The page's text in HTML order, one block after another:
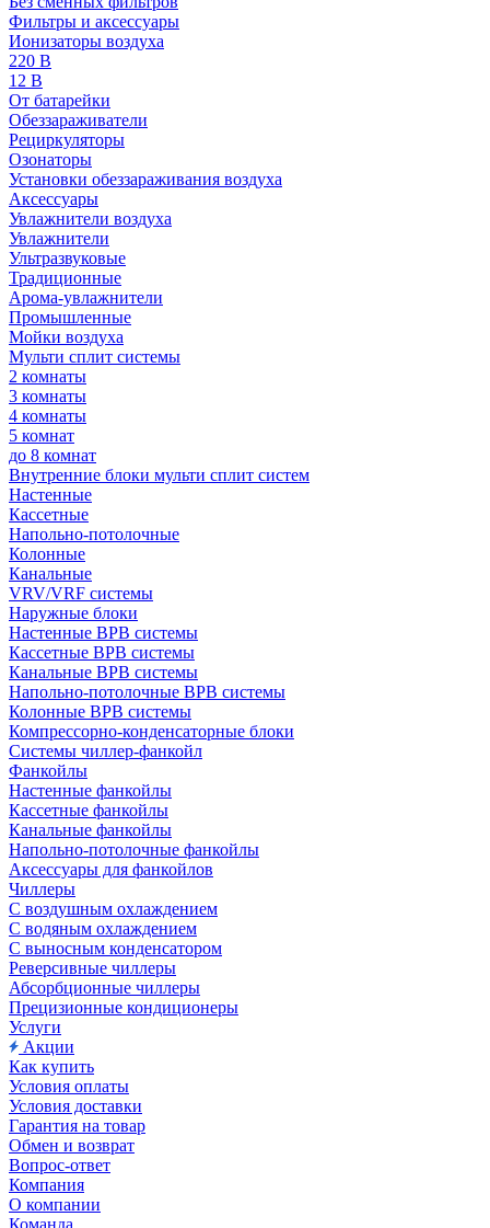
Фильтры и аксессуары
Ионизаторы воздуха
220 В
12 В
От батарейки
Обеззараживатели
Рециркуляторы
Озонаторы
Установки обеззараживания воздуха
Аксессуары
Увлажнители воздуха
Увлажнители
Ультразвуковые
Традиционные
Арома-увлажнители
Промышленные
Мойки воздуха
Мульти сплит системы
2 комнаты
3 комнаты
4 комнаты
5 комнат
до 8 комнат
Внутренние блоки мульти сплит систем
Настенные
Кассетные
Напольно-потолочные
Колонные
Канальные
VRV/VRF системы
Наружные блоки
Настенные ВРВ системы
Кассетные ВРВ системы
Канальные ВРВ системы
Напольно-потолочные ВРВ системы
Колонные ВРВ системы
Компрессорно-конденсаторные блоки
Системы чиллер-фанкойл
Фанкойлы
Настенные фанкойлы
Кассетные фанкойлы
Канальные фанкойлы
Напольно-потолочные фанкойлы
Аксессуары для фанкойлов
Чиллеры
С воздушным охлаждением
С водяным охлаждением
С выносным конденсатором
Реверсивные чиллеры
Абсорбционные чиллеры
Прецизионные кондиционеры
Услуги
Акции
Как купить
Условия оплаты
Условия доставки
Гарантия на товар
Обмен и возврат
Вопрос-ответ
Компания
О компании
Команда